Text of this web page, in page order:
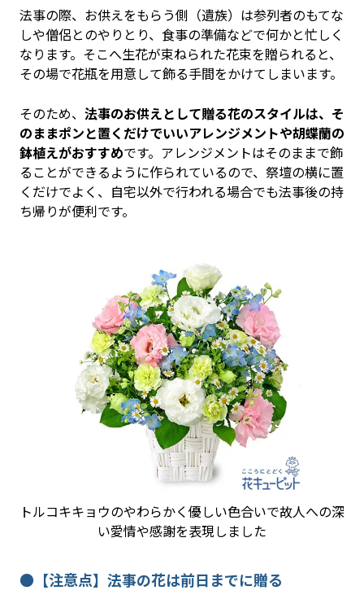
法事の際、お供えをもらう側（遺族）は参列者のもてな
しや僧侶とのやりとり、食事の準備などで何かと忙しく
なります。そこへ生花が束ねられた花束を贈られると、
その場で花瓶を用意して飾る手間をかけてしまいます。
そのため、 法事のお供えとして贈る花のスタイルは、そ
のままポンと置くだけでいいアレンジメントや胡蝶蘭の
鉢植えがおすすめです。アレンジメントはそのままで飾
ることができるように作られているので、祭壇の横に置
くだけでよく、自宅以外で行われる場合でも法事後の持
ち帰りが便利です。
トルコキキョウのやわらかく優しい色合いで故人への深
い愛情や感謝を表現しました
●【注意点】法事の花は前日までに贈る